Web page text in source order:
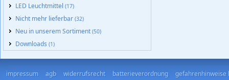
LED Leuchtmittel (17)
Nicht mehr lieferbar (32)
Neu in unserem Sortiment (50)
Downloads (1)
impressum agb widerrufsrecht batterieverordnung
gefahrenhinweise